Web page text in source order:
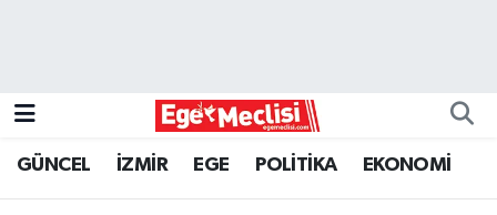
GÜNCEL İZMİR EGE POLİTİKA EKONOMİ
GÜNCEL